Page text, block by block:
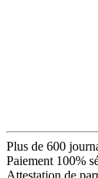
Plus de 600
Paiement 100%
Attestation de